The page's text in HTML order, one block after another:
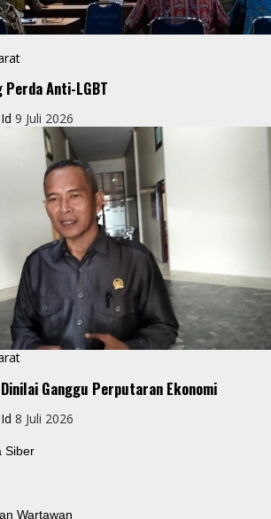
Perda Anti-LGBT
9 Juli 2026
Ganggu Perputaran Ekonomi
8 Juli 2026
Siber
Wartawan